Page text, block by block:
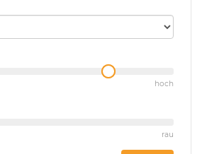
hoch
rau